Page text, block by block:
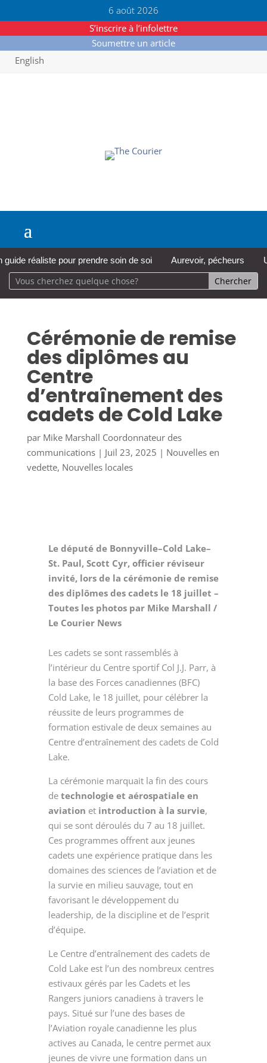
6 août 2026
S’inscrire à l’infolettre
Soumettre un article
English
réaliste pour prendre soin de soi Aurevoir, pécheurs
Cérémonie de remise
des diplômes au
Centre
d’entraînement des
cadets de Cold Lake
par Mike Marshall Coordonnateur des
communications| Juil 23, 2025 | Nouvelles en
vedette, Nouvelles locales
Le député de Bonnyville–Cold Lake–
St. Paul, Scott Cyr, officier réviseur
invité, lors de la cérémonie de remise
des diplômes des cadets le 18 juillet –
Toutes les photos par Mike Marshall /
Le Courier News
Les cadets se sont rassemblés à
l’intérieur du Centre sportif Col J.J. Parr, à
la base des Forces canadiennes (BFC)
Cold Lake, le 18 juillet, pour célébrer la
réussite de leurs programmes de
formation estivale de deux semaines au
Centre d’entraînement des cadets de Cold
Lake.
La cérémonie marquait la fin des cours
de technologie et aérospatiale en
aviation et introduction à la survie,
qui se sont déroulés du 7 au 18 juillet.
Ces programmes offrent aux jeunes
cadets une expérience pratique dans les
domaines des sciences de l’aviation et de
la survie en milieu sauvage, tout en
favorisant le développement du
leadership, de la discipline et de l’esprit
d’équipe.
Le Centre d’entraînement des cadets de
Cold Lake est l’un des nombreux centres
estivaux gérés par les Cadets et les
Rangers juniors canadiens à travers le
pays. Situé sur l’une des bases de
l’Aviation royale canadienne les plus
actives au Canada, le centre permet aux
jeunes de vivre une formation dans un